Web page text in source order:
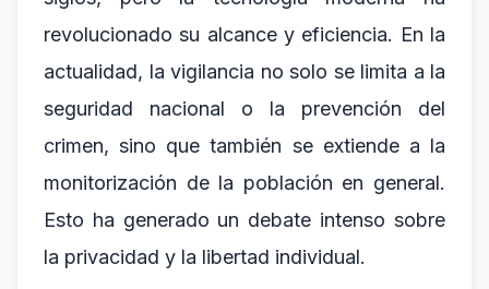
revolucionado su alcance y eficiencia. En la
actualidad, la vigilancia no solo se limita a la
seguridad nacional o la prevención del
crimen, sino que también se extiende a la
monitorización de la población en general.
Esto ha generado un debate intenso sobre
la privacidad y la libertad individual.